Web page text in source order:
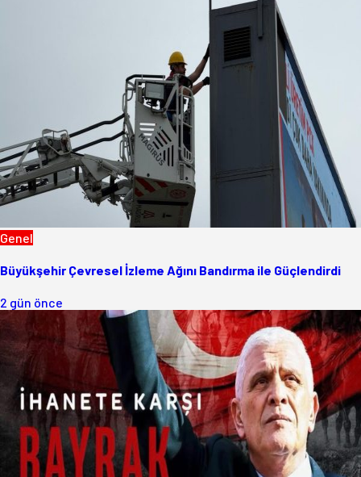
Genel
Büyükşehir Çevresel İzleme Ağını Bandırma ile Güçlendirdi
2 gün önce